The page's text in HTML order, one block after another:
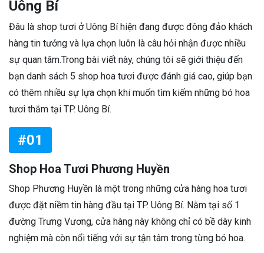
Uông Bí
Đâu là shop tươi ở Uông Bí hiện đang được đông đảo khách
hàng tin tưởng và lựa chọn luôn là câu hỏi nhận được nhiều
sự quan tâm.Trong bài viết này, chúng tôi sẽ giới thiệu đến
bạn danh sách 5 shop hoa tươi được đánh giá cao, giúp bạn
có thêm nhiều sự lựa chọn khi muốn tìm kiếm những bó hoa
tươi thắm tại TP. Uông Bí.
#01
Shop Hoa Tươi Phương Huyền
Shop Phương Huyền là một trong những cửa hàng hoa tươi
được đặt niềm tin hàng đầu tại TP. Uông Bí. Nằm tại số 1
đường Trưng Vương, cửa hàng này không chỉ có bề dày kinh
nghiệm mà còn nổi tiếng với sự tận tâm trong từng bó hoa.